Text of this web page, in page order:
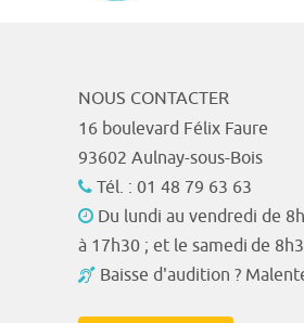
NOUS CONTACTER
16 boulevard Félix Faure
93602 Aulnay-sous-Bois
Tél. : 01 48 79 63 63
Du lundi au vendredi de
à 17h30 ; et le samedi de
Baisse d'audition ?